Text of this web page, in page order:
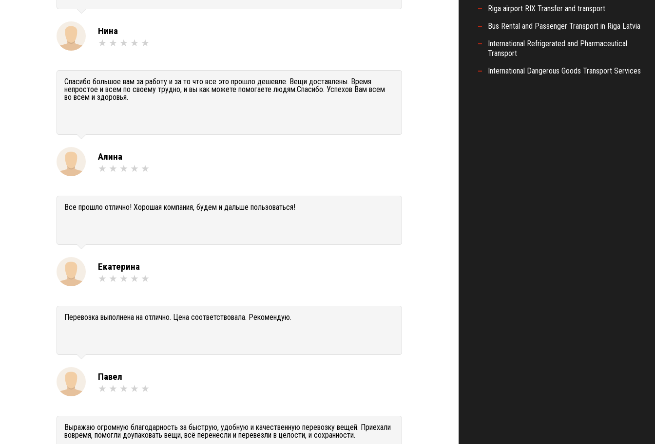
Нина
Спасибо большое вам за работу и за то что все это прошло дешевле. Вещи доставлены. Время
непростое и всем по своему трудно, и вы как можете помогаете людям.Спасибо. Успехов Вам всем
во всем и здоровья.
Алина
Все прошло отлично! Хорошая компания, будем и дальше пользоваться!
Екатерина
Перевозка выполнена на отлично. Цена соответствовала. Рекомендую.
Павел
Выражаю огромную благодарность за быструю, удобную и качественную перевозку вещей. Приехали
вовремя, помогли доупаковать вещи, всё перенесли и перевезли в целости, и сохранности.
Riga airport RIX Transfer and transport
Bus Rental and Passenger Transport in Riga Latvia
International Refrigerated and Pharmaceutical
Transport
International Dangerous Goods Transport Services